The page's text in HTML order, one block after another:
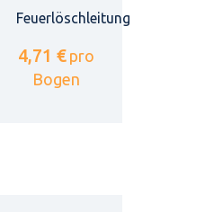
Feuerlöschleitung
4,71 € pro
Bogen